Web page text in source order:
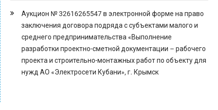
Аукцион № 32616265547 в электронной форме на право
заключения договора подряда с субъектами малого и
среднего предпринимательства «Выполнение
разработки проектно-сметной документации – рабочего
проекта и строительно-монтажных работ по объекту для
нужд АО «Электросети Кубани», г. Крымск